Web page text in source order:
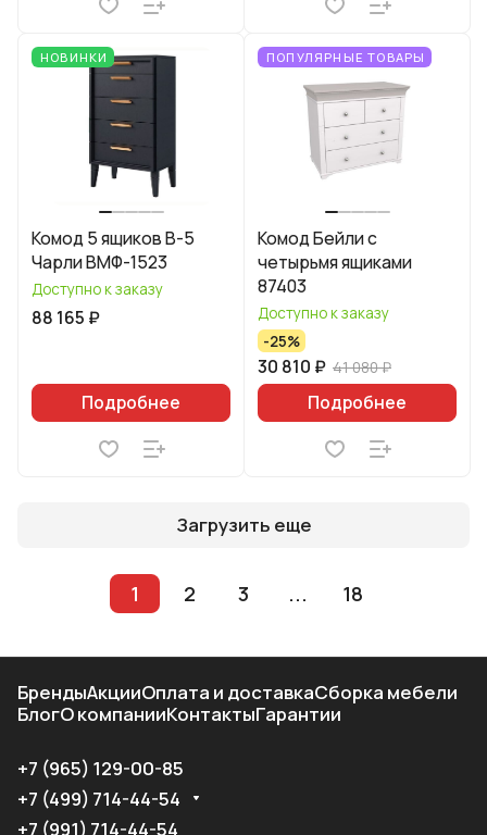
НОВИНКИ
Комод 5 ящиков В-5
Чарли ВМФ-1523
Доступно к заказу
88 165 ₽
Подробнее
ПОПУЛЯРНЫЕ ТОВАРЫ
Комод Бейли с
четырьмя ящиками
87403
Доступно к заказу
-25%
30 810 ₽ 41 080 ₽
Подробнее
Загрузить еще
1 2 3 ... 18
БрендыАкцииОплата и доставкаСборка мебели
БлогО компанииКонтактыГарантии
+7 (965) 129-00-85
+7 (499) 714-44-54
+7 (991) 714-44-54